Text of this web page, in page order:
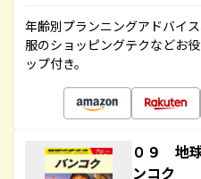
年齢別プランニングアドバイ
服のショッピングテクなどお
ップ付き。
０９ 地
ンコク